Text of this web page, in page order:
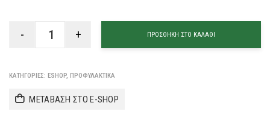
ΠΡΟΣΘΉΚΗ ΣΤΟ ΚΑΛΆΘΙ
ΚΑΤΗΓΟΡΊΕΣ: ESHOP, ΠΡΟΦΥΛΑΚΤΙΚΆ
ΜΕΤΑΒΑΣΗ ΣΤΟ E-SHOP